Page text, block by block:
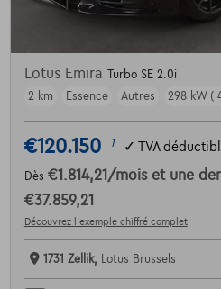
Lotus Emira
Turbo SE 2.0i
2 km
Essence Autres 298 kW (
€120.150 1 ✓ TVA
Dès €1.814,21 /mois et une
€37.859,21
Découvrez l’exemple chiffré complet
1731 Zellik, Lotus Brussels